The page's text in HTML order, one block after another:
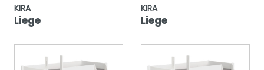
KIRA
Liege
KIRA
Liege